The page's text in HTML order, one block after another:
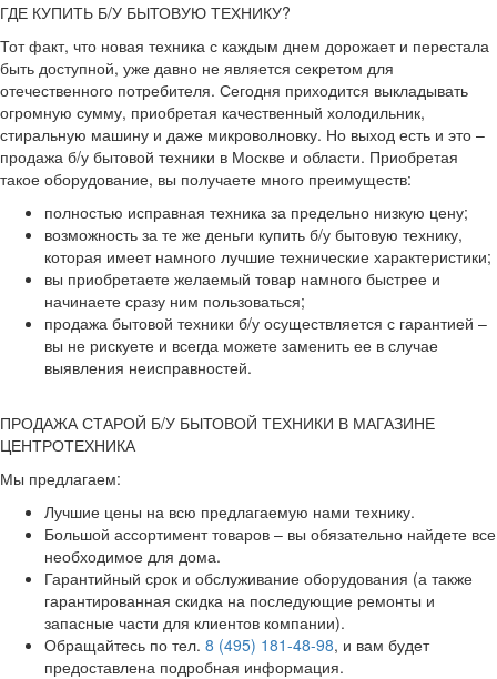
ГДЕ КУПИТЬ Б/У БЫТОВУЮ ТЕХНИКУ?
Тот факт, что новая техника с каждым днем дорожает и перестала
быть доступной, уже давно не является секретом для
отечественного потребителя. Сегодня приходится выкладывать
огромную сумму, приобретая качественный холодильник,
стиральную машину и даже микроволновку. Но выход есть и это –
продажа б/у бытовой техники в Москве и области. Приобретая
такое оборудование, вы получаете много преимуществ:
полностью исправная техника за предельно низкую цену;
возможность за те же деньги купить б/у бытовую технику,
которая имеет намного лучшие технические характеристики;
вы приобретаете желаемый товар намного быстрее и
начинаете сразу ним пользоваться;
продажа бытовой техники б/у осуществляется с гарантией –
вы не рискуете и всегда можете заменить ее в случае
выявления неисправностей.
ПРОДАЖА СТАРОЙ Б/У БЫТОВОЙ ТЕХНИКИ В МАГАЗИНЕ
ЦЕНТРОТЕХНИКА
Мы предлагаем:
Лучшие цены на всю предлагаемую нами технику.
Большой ассортимент товаров – вы обязательно найдете все
необходимое для дома.
Гарантийный срок и обслуживание оборудования (а также
гарантированная скидка на последующие ремонты и
запасные части для клиентов компании).
Обращайтесь по тел. 8 (495) 181-48-98, и вам будет
предоставлена подробная информация.